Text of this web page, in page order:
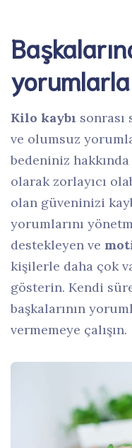
Kilo kaybı
ve olumsuz
bedeniniz
olarak zorlayıcı
olan güveninizi
yorumlarını
destekleyen ve
kişilerle daha çok
gösterin. Kendi
başkalarının
vermemeye çalışın.